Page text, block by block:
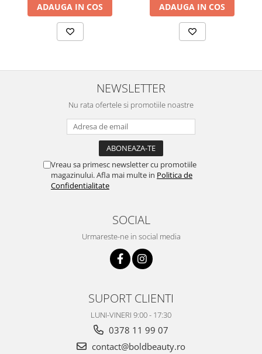
ADAUGA IN COS ADAUGA IN COS
NEWSLETTER
Nu rata ofertele si promotiile noastre
Vreau sa primesc newsletter cu promotiile
magazinului. Afla mai multe in Politica de
Confidentialitate
SOCIAL
Urmareste-ne in social media
SUPORT CLIENTI
LUNI-VINERI 9:00 - 17:30
0378 11 99 07
contact@boldbeauty.ro